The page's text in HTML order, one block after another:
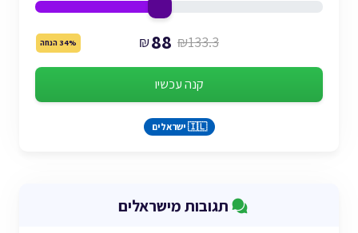
₪88 ₪133.3 34% הנחה
קנה עכשיו
🇮🇱 ישראלים
תגובות מישראלים